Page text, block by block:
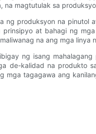
na magtutulak sa
ng produksyon na
at bahagi ng
na ang mga
ng isang
de-kalidad na produkto
mga tagagawa ang